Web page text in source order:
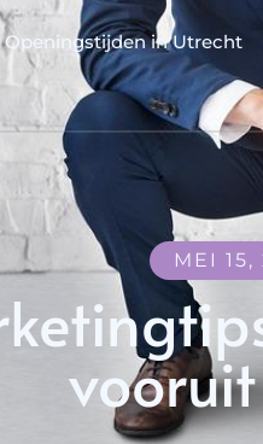
Openingstijden in Utrecht
MEI 15,